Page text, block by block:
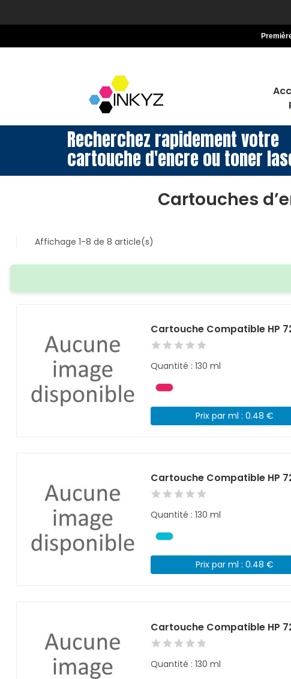
Recherchez rapidement votre
cartouche d'encre ou toner
Cartouches
Affichage 1-8 de 8 article(s)
Cartouche Compatible HP
Quantité : 130 ml
Prix par ml : 0.48 €
Cartouche Compatible HP
Quantité : 130 ml
Prix par ml : 0.48 €
Cartouche Compatible HP
Quantité : 130 ml